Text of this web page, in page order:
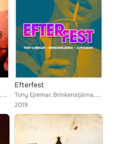
Tony Ejremar, Brinkenstjärna, Alphaman
Efterfest
Tony Ejremar, Brinkenstjärna, Alphaman
2019